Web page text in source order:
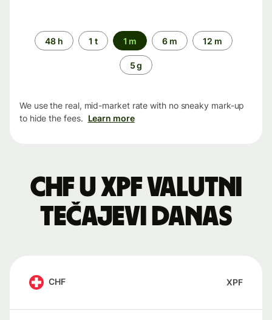
Time
period
48 h 1 t 1 m 6 m 12 m
5 g
We use the real, mid-market rate with no sneaky mark-up
to hide the fees. Learn more
CHF u XPF valutni
tečajevi danas
CHF XPF